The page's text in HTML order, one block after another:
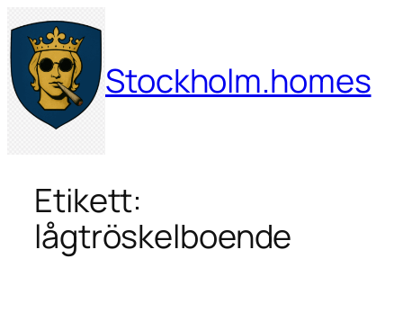
Hoppa
till
innehåll
Stockholm.homes
Etikett:
lågtröskelboende